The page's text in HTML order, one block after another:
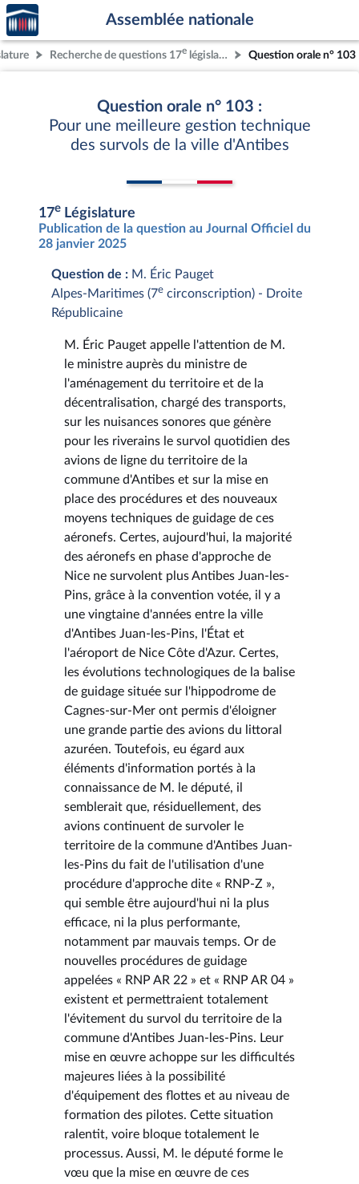
Aller au contenu
Aller en bas de la page
Accèder
à la
page
d'accueil
Assemblée nationale
Recherche de questions 17e législature Question orale n° 103
Question orale n° 103 :
Pour une meilleure gestion technique
des survols de la ville d'Antibes
17e Législature
Publication de la question au Journal Officiel du
28 janvier 2025
Question de : M. Éric Pauget
Alpes-Maritimes (7e circonscription) - Droite
Républicaine
M. Éric Pauget appelle l'attention de M.
le ministre auprès du ministre de
l'aménagement du territoire et de la
décentralisation, chargé des transports,
sur les nuisances sonores que génère
pour les riverains le survol quotidien des
avions de ligne du territoire de la
commune d'Antibes et sur la mise en
place des procédures et des nouveaux
moyens techniques de guidage de ces
aéronefs. Certes, aujourd'hui, la majorité
des aéronefs en phase d'approche de
Nice ne survolent plus Antibes Juan-les-
Pins, grâce à la convention votée, il y a
une vingtaine d'années entre la ville
d'Antibes Juan-les-Pins, l'État et
l'aéroport de Nice Côte d'Azur. Certes,
les évolutions technologiques de la balise
de guidage située sur l'hippodrome de
Cagnes-sur-Mer ont permis d'éloigner
une grande partie des avions du littoral
azuréen. Toutefois, eu égard aux
éléments d'information portés à la
connaissance de M. le député, il
semblerait que, résiduellement, des
avions continuent de survoler le
territoire de la commune d'Antibes Juan-
les-Pins du fait de l'utilisation d'une
procédure d'approche dite « RNP-Z »,
qui semble être aujourd'hui ni la plus
efficace, ni la plus performante,
notamment par mauvais temps. Or de
nouvelles procédures de guidage
appelées « RNP AR 22 » et « RNP AR 04 »
existent et permettraient totalement
l'évitement du survol du territoire de la
commune d'Antibes Juan-les-Pins. Leur
mise en œuvre achoppe sur les difficultés
majeures liées à la possibilité
d'équipement des flottes et au niveau de
formation des pilotes. Cette situation
ralentit, voire bloque totalement le
processus. Aussi, M. le député forme le
vœu que la mise en œuvre de ces